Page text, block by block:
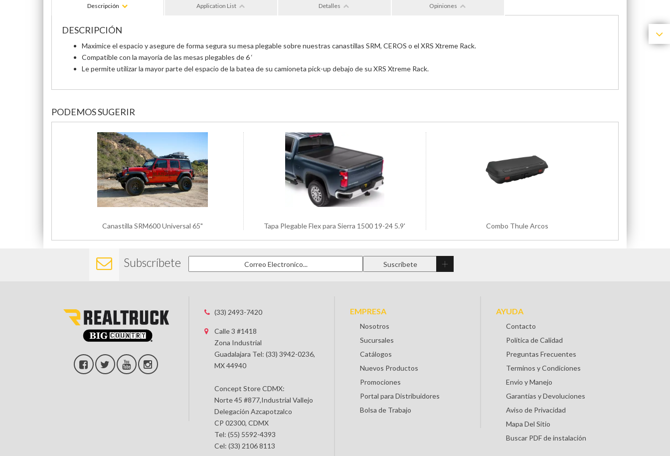
Descripción Application List Detalles Opiniones
DESCRIPCIÓN
Maximice el espacio y asegure de forma segura su mesa plegable sobre nuestras canastillas SRM, CEROS o el XRS Xtreme Rack.
Compatible con la mayoría de las mesas plegables de 6 ‘
Le permite utilizar la mayor parte del espacio de la batea de su camioneta pick-up debajo de su XRS Xtreme Rack.
PODEMOS SUGERIR
Canastilla SRM600 Universal 65" Tapa Plegable Flex para Sierra 1500 19-24 5.9' Combo Thule Arcos
Subscríbete
(33) 2493-7420
Calle 3 #1418
Zona Industrial
Guadalajara Tel: (33) 3942-0236,
MX 44940
Concept Store CDMX:
Norte 45 #877,Industrial Vallejo
Delegación Azcapotzalco
CP 02300, CDMX
Tel: (55) 5592-4393
Cel: (33) 2106 8113
EMPRESA
Nosotros
Sucursales
Catálogos
Nuevos Productos
Promociones
Portal para Distribuidores
Bolsa de Trabajo
AYUDA
Contacto
Política de Calidad
Preguntas Frecuentes
Terminos y Condiciones
Envio y Manejo
Garantías y Devoluciones
Aviso de Privacidad
Mapa Del Sitio
Buscar PDF de instalación